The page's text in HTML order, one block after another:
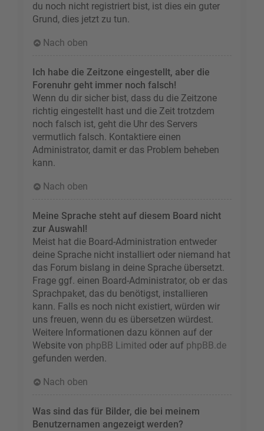
du noch nicht registriert bist, ist dies ein guter
Grund, dies jetzt zu tun.
Nach oben
Ich habe die Zeitzone eingestellt, aber die
Forenuhr geht immer noch falsch!
Wenn du dir sicher bist, dass du die Zeitzone
richtig eingestellt hast und die Zeit trotzdem
noch falsch ist, geht die Uhr des Servers
vermutlich falsch. Kontaktiere einen
Administrator, damit er das Problem beheben
kann.
Nach oben
Meine Sprache steht auf diesem Board nicht
zur Auswahl!
Meist hat die Board-Administration entweder
deine Sprache nicht installiert oder niemand hat
das Forum bislang in deine Sprache übersetzt.
Frage ggf. einen Board-Administrator, ob er das
Sprachpaket, das du benötigst, installieren
kann. Falls es noch nicht existiert, würden wir
uns freuen, wenn du es übersetzen würdest.
Weitere Informationen dazu können auf der
Website von phpBB Limited oder auf phpBB.de
gefunden werden.
Nach oben
Was sind das für Bilder, die bei meinem
Benutzernamen angezeigt werden?